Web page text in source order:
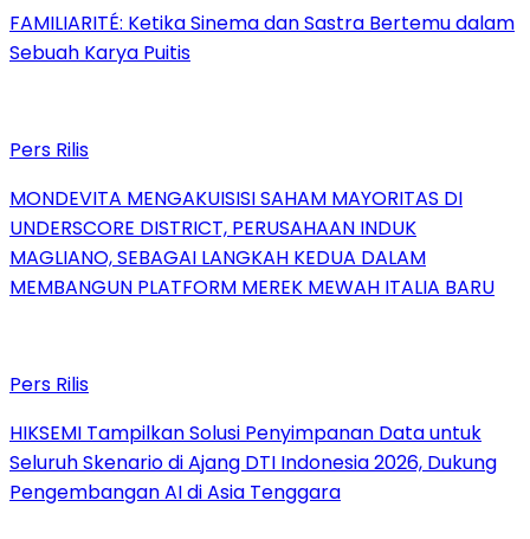
FAMILIARITÉ: Ketika Sinema dan Sastra Bertemu dalam
Sebuah Karya Puitis
Pers Rilis
MONDEVITA MENGAKUISISI SAHAM MAYORITAS DI
UNDERSCORE DISTRICT, PERUSAHAAN INDUK
MAGLIANO, SEBAGAI LANGKAH KEDUA DALAM
MEMBANGUN PLATFORM MEREK MEWAH ITALIA BARU
Pers Rilis
HIKSEMI Tampilkan Solusi Penyimpanan Data untuk
Seluruh Skenario di Ajang DTI Indonesia 2026, Dukung
Pengembangan AI di Asia Tenggara